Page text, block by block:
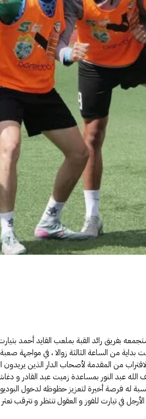
بفريق رائد القبة بملعب القايد أحمد
من الساعة الثالثة زوالا ، في مواجهة
من المقدمة لأصحاب الدار الذين يريدون
الله عبد النور بمساعدة زميت عبد القادر
تيارت للفوز و العقول تنتظر و تترقب تعثر